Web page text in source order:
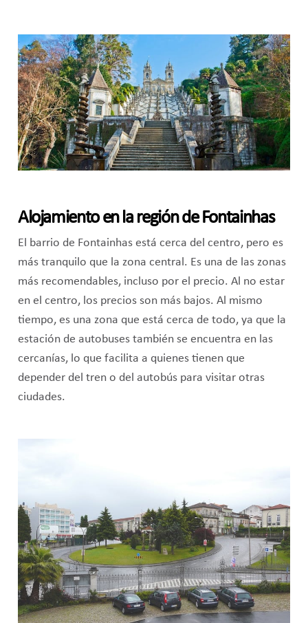
Alojamiento en la región de Fontainhas
El barrio de Fontainhas está cerca del centro, pero es
más tranquilo que la zona central. Es una de las zonas
más recomendables, incluso por el precio. Al no estar
en el centro, los precios son más bajos. Al mismo
tiempo, es una zona que está cerca de todo, ya que la
estación de autobuses también se encuentra en las
cercanías, lo que facilita a quienes tienen que
depender del tren o del autobús para visitar otras
ciudades.